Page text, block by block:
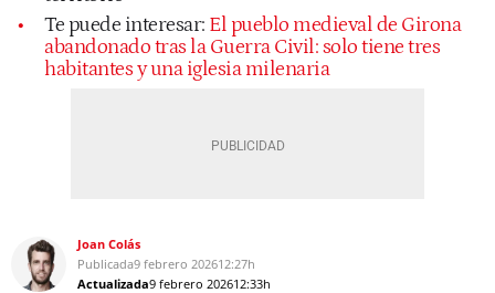
Te puede interesar: El pueblo medieval de Girona
abandonado tras la Guerra Civil: solo tiene tres
habitantes y una iglesia milenaria
Joan Colás
Publicada9 febrero 202612:27h
Actualizada9 febrero 202612:33h